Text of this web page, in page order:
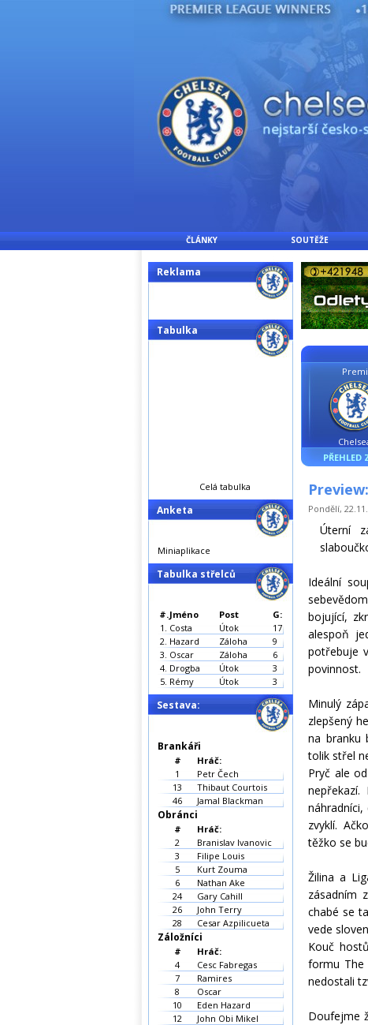
ČLÁNKY SOUTĚŽE
PŘEHLED
Pondělí,
Úterní
Ideální
bojující,
alespoň
potřebuje
povinnost.
Minulý
zlepšený
na branku
tolik střel
Pryč ale
zvyklí.
těžko se
Žilina a
zásadním
chabé se
vede
Kouč
formu The
nedostali
Doufejme
Reklama
Tabulka
Celá tabulka
Anketa
Miniaplikace
Tabulka střelců
#.Jméno Post
G:
1. Costa Útok
17
2. Hazard Záloha
9
3. Oscar Záloha
6
4. Drogba Útok
3
5. Rémy Útok 3
Sestava:
Brankáři
#
Hráč:
1
Petr Čech
13
Thibaut Courtois
46
Jamal Blackman
Obránci
#
Hráč:
2
Branislav Ivanovic
3
Filipe Louis
5
Kurt Zouma
6
Nathan Ake
24
Gary Cahill
26
John Terry
28
Cesar Azpilicueta
Záložníci
#
Hráč:
4
Cesc Fabregas
7
Ramires
8
Oscar
10
Eden Hazard
12
John Obi Mikel